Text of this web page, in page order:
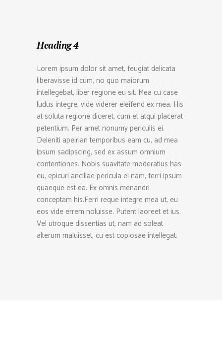
Heading 4
Lorem ipsum dolor sit amet, feugiat delicata
liberavisse id cum, no quo maiorum
intellegebat, liber regione eu sit. Mea cu case
ludus integre, vide viderer eleifend ex mea. His
at soluta regione diceret, cum et atqui placerat
petentium. Per amet nonumy periculis ei.
Deleniti apeirian temporibus eam cu, ad mea
ipsum sadipscing, sed ex assum omnium
contentiones. Nobis suavitate moderatius has
eu, epicuri ancillae pericula ei nam, ferri ipsum
quaeque est ea. Ex omnis menandri
conceptam his.Ferri reque integre mea ut, eu
eos vide errem noluisse. Putent laoreet et ius.
Vel utroque dissentias ut, nam ad soleat
alterum maluisset, cu est copiosae intellegat.